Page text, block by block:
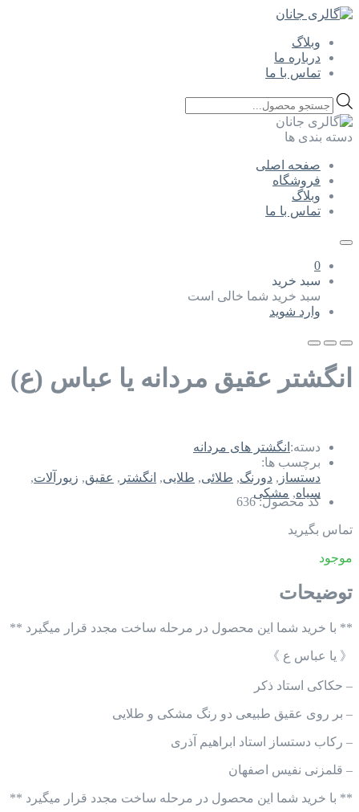
وبلاگ
درباره ما
تماس با ما
Products
search
دسته بندی ها
صفحه اصلی
فروشگاه
وبلاگ
تماس با ما
0
سبد خرید
سبد خرید شما خالی است
وارد شوید
انگشتر عقیق مردانه یا عباس (ع)
دسته: انگشتر های مردانه
برچسب ها:
دستساز , دورنگ, طلائی, طلایی, انگشتر , عقیق, زیورآلات,
سیاه, مشکی
کد محصول: 636
تماس بگیرید
موجود
توضیحات
** با خرید شما این محصول در مرحله ساخت مجدد قرار میگیرد **
《 یا عباس ع 》
– حکاکی استاد ذکر
– بر روی عقیق طبیعی دو رنگ مشکی و طلایی
– رکاب دستساز استاد ابراهیم آذری
– قلمزنی نفیس اصفهان
** با خرید شما این محصول در مرحله ساخت مجدد قرار میگیرد **